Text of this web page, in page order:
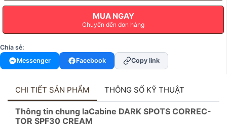
MUA NGAY
Chuyển đến đơn hàng
Chia sẻ:
Messenger
Facebook Copy link
CHI TIẾT SẢN PHẨM THÔNG SỐ KỸ THUẬT
Thông tin chung laCabine DARK SPOTS CORREC-
TOR SPF30 CREAM